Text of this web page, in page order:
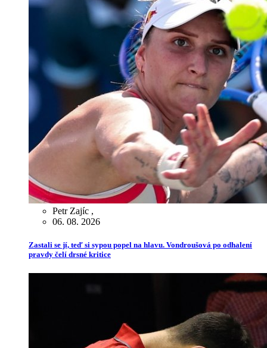
Petr Zajíc ,
06. 08. 2026
Zastali se jí, teď si sypou popel na hlavu. Vondroušová po odhalení
pravdy čelí drsné kritice